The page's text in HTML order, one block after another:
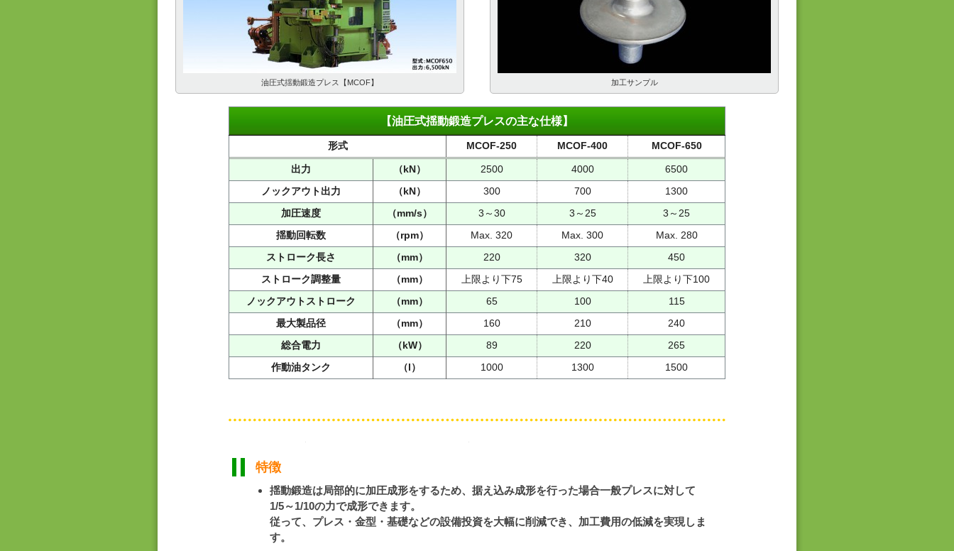
油圧式揺動鍛造プレス【MCOF】 加工サンプル
【油圧式揺動鍛造プレスの主な仕様】
形式 MCOF-250 MCOF-400 MCOF-650
出力 （kN） 2500 4000 6500
ノックアウト出力 （kN） 300 700 1300
加圧速度 （mm/s） 3～30 3～25 3～25
揺動回転数 （rpm） Max. 320 Max. 300 Max. 280
ストローク長さ （mm） 220 320 450
ストローク調整量 （mm） 上限より下75 上限より下40 上限より下100
ノックアウトストローク （mm） 65 100 115
最大製品径 （mm） 160 210 240
総合電力 （kW） 89 220 265
作動油タンク （l） 1000 1300 1500
特徴
揺動鍛造は局部的に加圧成形をするため、据え込み成形を行った場合一般プレスに対して
1/5～1/10の力で成形できます。
従って、プレス・金型・基礎などの設備投資を大幅に削減でき、加工費用の低減を実現しま
す。